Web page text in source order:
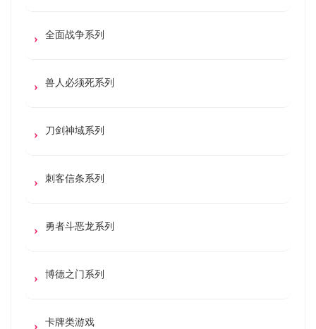
全面战争系列
兽人必须死系列
刀剑神域系列
刺客信条系列
勇者斗恶龙系列
博德之门系列
卡牌类游戏